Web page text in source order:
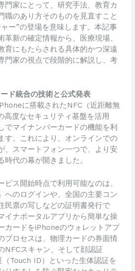
門家にとって、研究手法、教育カ
職のあり方そのものを見直すこと
ー”の登場を意味します。本記事
革新の確定情報から、医療現場、
育にもたらされる具体的かつ深遠
門家の視点で段階的に解説し、考
ド統合の技術と公式発表
に搭載されたNFC（近距離無
度なセキュリティ基盤を活用
でマイナンバーカードの機能を利
す。これにより、オンラインでの
、スマートフォン一つで、より安
代の幕が開きました。
ス開始時点で利用可能なのは、
へのログインや、全国の主要コン
民票の写しなどの証明書発行で
イナポータルアプリから簡単な操
カードをiPhoneのウォレットアプ
プロセスは、物理カードの券面情
NFCスキャン、そして顔認証
（Touch ID）といった生体認証を